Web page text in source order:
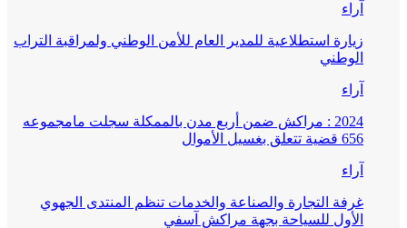
آراء
زيارة استطلاعية للمدير العام للأمن الوطني ولمراقبة التراب
الوطني
آراء
2024 : مراكش ضمن أربع مدن بالممكلة سجلت مامجموعه
656 قضية تتعلق بغسيل الأموال
آراء
غرفة التجارة والصناعة والخدمات تنظم المنتدى الجهوي
الأول للسياحة بجهة مراكش آسفي